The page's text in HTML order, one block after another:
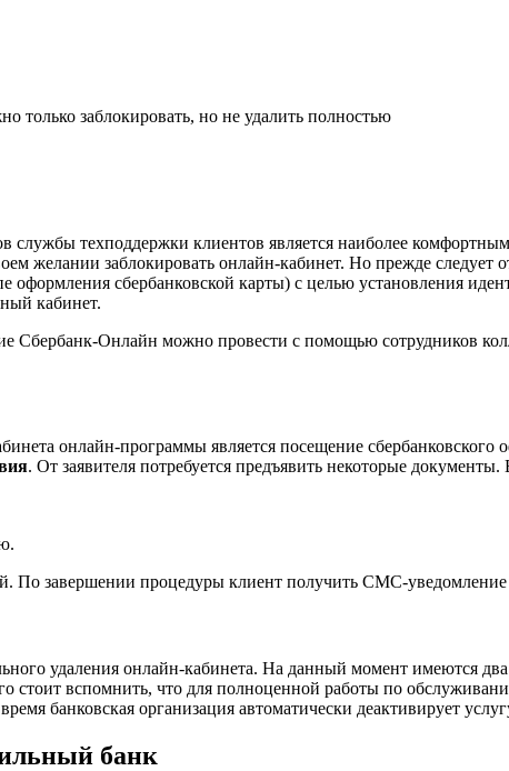
заблокировать, но не удалить полностью
техподдержки клиентов является наиболее
желании заблокировать онлайн-кабинет. Но прежде следует
оформления сбербанковской карты) с целью установления
кабинет.
Сбербанк-Онлайн можно провести с помощью сотрудников
онлайн-программы является посещение сбербанковского
. От заявителя потребуется предъявить некоторые документы.
По завершении процедуры клиент получить СМС-уведомление
удаления онлайн-кабинета. На данный момент имеются
стоит вспомнить, что для полноценной работы по
банковская организация автоматически деактивирует
банк